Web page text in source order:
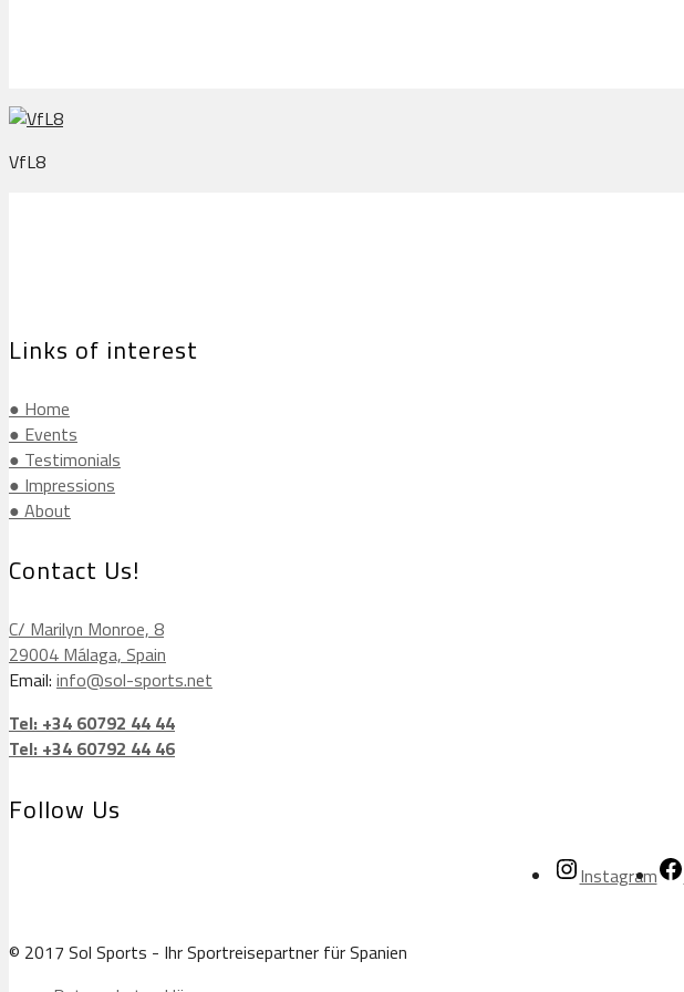
VfL8
Links of interest
● Home
● Events
● Testimonials
● Impressions
● About
Contact Us!
C/ Marilyn Monroe, 8
29004 Málaga, Spain
Email: info@sol-sports.net
Tel: +34 60792 44 44
Tel: +34 60792 44 46
Follow Us
Instagram
© 2017 Sol Sports - Ihr Sportreisepartner für Spanien